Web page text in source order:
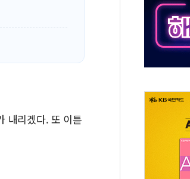
내정설...포항시 '시끌'
2차 회의' 주재… "전폭적 공급 확대·속도전 총력"
15% 부과…美 태양광주 급등
내리겠다. 또 이튿